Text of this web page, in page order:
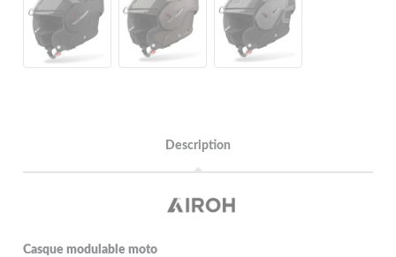
Description
Casque modulable moto